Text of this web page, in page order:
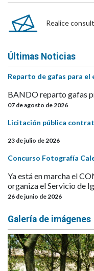
Realice
Últimas Noticias
Reparto de gafas para el
BANDO reparto gafas
07 de agosto de 2026
Licitación pública
23 de julio de 2026
Concurso Fotografía
Ya está en marcha el
organiza el Servicio de
26 de junio de 2026
Galería de imágenes